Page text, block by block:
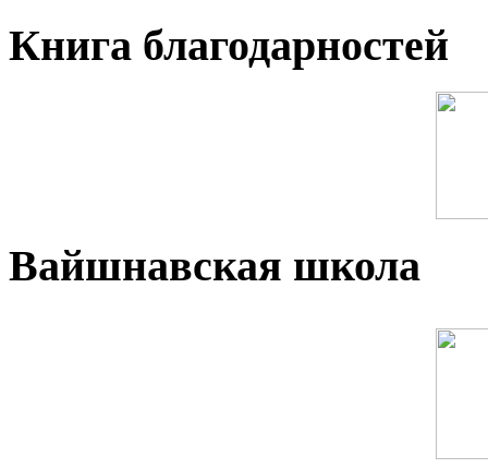
Книга благодарностей
Вайшнавская школа